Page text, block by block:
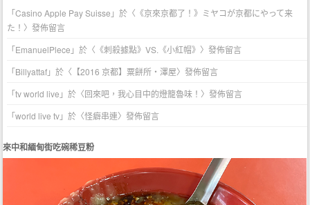
「Casino Apple Pay Suisse 」於〈 《京來京都了！》ミヤコが京都にやって来
た！ 〉發佈留言
「EmanuelPlece 」於〈 《刺殺據點》VS.《小紅帽》 〉發佈留言
「Billyattaf」於〈 【2016 京都】粟餅所・澤屋〉發佈留言
「tv world live 」於〈回來吧，我心目中的燈籠魯味！ 〉發佈留言
「world live tv」於〈怪癖串連〉發佈留言
來中和緬甸街吃碗稀豆粉